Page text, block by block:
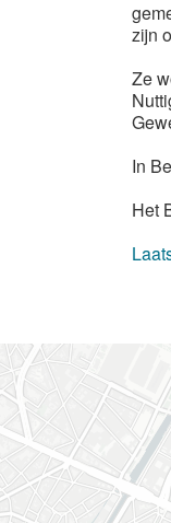
zijn
Ze
In
Het